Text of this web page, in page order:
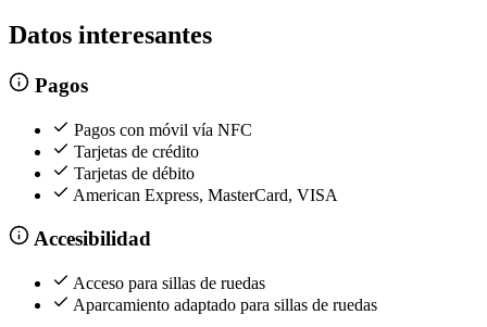
Datos interesantes
Pagos
Pagos con móvil vía NFC
Tarjetas de crédito
Tarjetas de débito
American Express, MasterCard, VISA
Accesibilidad
Acceso para sillas de ruedas
Aparcamiento adaptado para sillas de ruedas